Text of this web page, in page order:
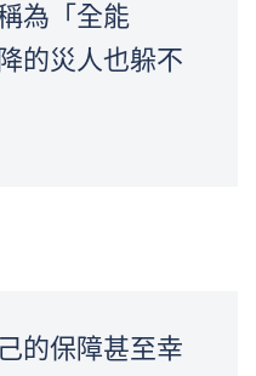
為「全能
的災人也躲不
的保障甚至幸